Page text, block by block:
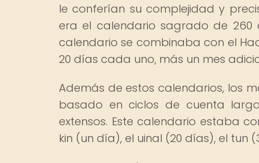
le conferían su complejidad y
era el calendario sagrado de 260
calendario se combinaba con el
20 días cada uno, más un mes
Además de estos calendarios, los
basado en ciclos de cuenta
extensos. Este calendario estaba
kin (un día), el uinal (20 días), el tun